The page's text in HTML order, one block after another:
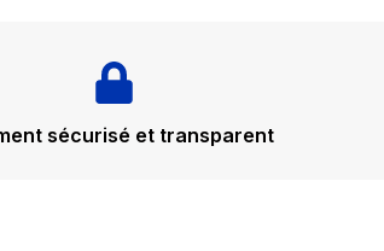
sécurisé et transparent